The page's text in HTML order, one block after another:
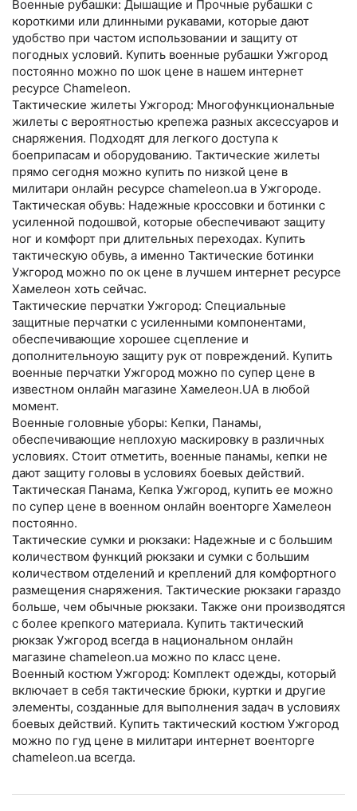
Военные рубашки: Дышащие и Прочные рубашки с
короткими или длинными рукавами, которые дают
удобство при частом использовании и защиту от
погодных условий. Купить военные рубашки Ужгород
постоянно можно по шок цене в нашем интернет
ресурсе Chameleon.
Тактические жилеты Ужгород: Многофункциональные
жилеты с вероятностью крепежа разных аксессуаров и
снаряжения. Подходят для легкого доступа к
боеприпасам и оборудованию. Тактические жилеты
прямо сегодня можно купить по низкой цене в
милитари онлайн ресурсе chameleon.ua в Ужгороде.
Тактическая обувь: Надежные кроссовки и ботинки с
усиленной подошвой, которые обеспечивают защиту
ног и комфорт при длительных переходах. Купить
тактическую обувь, а именно Тактические ботинки
Ужгород можно по ок цене в лучшем интернет ресурсе
Хамелеон хоть сейчас.
Тактические перчатки Ужгород: Специальные
защитные перчатки с усиленными компонентами,
обеспечивающие хорошее сцепление и
дополнительноую защиту рук от повреждений. Купить
военные перчатки Ужгород можно по супер цене в
известном онлайн магазине Хамелеон.UA в любой
момент.
Военные головные уборы: Кепки, Панамы,
обеспечивающие неплохую маскировку в различных
условиях. Стоит отметить, военные панамы, кепки не
дают защиту головы в условиях боевых действий.
Тактическая Панама, Кепка Ужгород, купить ее можно
по супер цене в военном онлайн военторге Хамелеон
постоянно.
Тактические сумки и рюкзаки: Надежные и с большим
количеством функций рюкзаки и сумки с большим
количеством отделений и креплений для комфортного
размещения снаряжения. Тактические рюкзаки гараздо
больше, чем обычные рюкзаки. Также они производятся
с более крепкого материала. Купить тактический
рюкзак Ужгород всегда в национальном онлайн
магазине chameleon.ua можно по класс цене.
Военный костюм Ужгород: Комплект одежды, который
включает в себя тактические брюки, куртки и другие
элементы, созданные для выполнения задач в условиях
боевых действий. Купить тактический костюм Ужгород
можно по гуд цене в милитари интернет военторге
chameleon.ua всегда.